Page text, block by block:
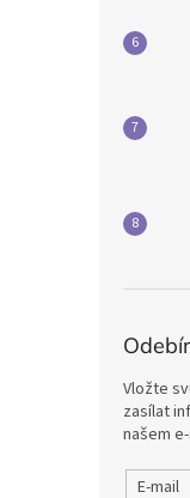
Vložte
zasílat
našem
E-mail